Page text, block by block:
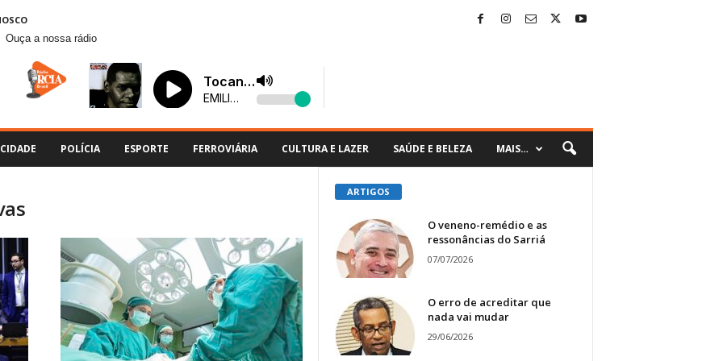
Ouça a nossa rádio
CIDADE POLÍCIA ESPORTE FERROVIÁRIA CULTURA E LAZER SAÚDE E BELEZA MAIS…
ARTIGOS
O veneno-remédio e as
ressonâncias do Sarriá
07/07/2026
O erro de acreditar que
nada vai mudar
29/06/2026